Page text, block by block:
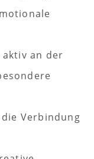
an der
Verbindung